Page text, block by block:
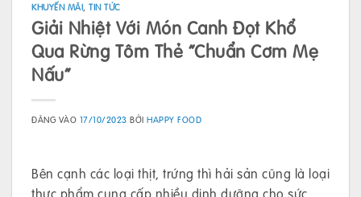
KHUYẾN MÃI, TIN TỨC
Giải Nhiệt Với Món Canh Đọt Khổ
Qua Rừng Tôm Thẻ “Chuẩn Cơm Mẹ
Nấu”
ĐĂNG VÀO 17/10/2023 BỞIHAPPY FOOD
Bên cạnh các loại thịt, trứng thì hải sản cũng là loại
thực phẩm cung cấp nhiều dinh dưỡng cho sức